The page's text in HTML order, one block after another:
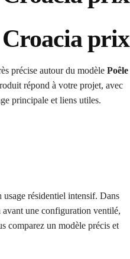
Croacia prix
précise autour du modèle Poêle
répond à votre projet, avec
principale et liens utiles.
usage résidentiel intensif. Dans
une configuration ventilé,
comparez un modèle précis et